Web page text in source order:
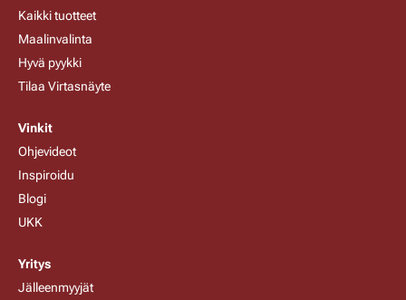
Kaikki tuotteet
Maalinvalinta
Hyvä pyykki
Tilaa Virtasnäyte
Vinkit
Ohjevideot
Inspiroidu
Blogi
UKK
Yritys
Jälleenmyyjät